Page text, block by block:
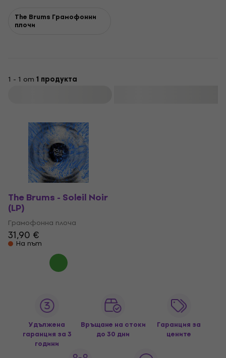
The Brums Грамофонни
плочи
1 - 1 от 1 продукта
The Brums - Soleil Noir
(LP)
Грамофонна плоча
31,90 €
На път
Удължена
гаранция за 3
години
Връщане на стоки
до 30 дни
Гаранция за
цените